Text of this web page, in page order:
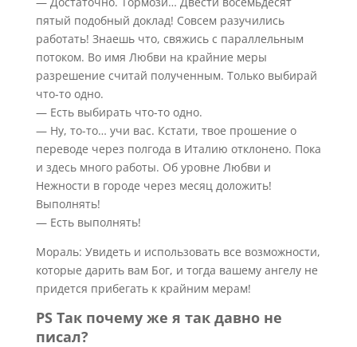
пятый подобный доклад! Совсем разучились
работать! Знаешь что, свяжись с параллельным
потоком. Во имя Любви на крайние меры
разрешение считай полученным. Только выбирай
что-то одно.
— Есть выбирать что-то одно.
— Ну, то-то… учи вас. Кстати, твое прошение о
переводе через полгода в Италию отклонено. Пока
и здесь много работы. Об уровне Любви и
Нежности в городе через месяц доложить!
Выполнять!
— Есть выполнять!
Мораль: Увидеть и использовать все возможности,
которые дарить вам Бог, и тогда вашему ангелу не
придется прибегать к крайним мерам!
PS Так почему же я так давно не
писал?